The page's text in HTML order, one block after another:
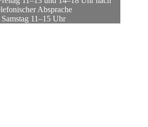
Absprache
Samstag 11–15 Uhr